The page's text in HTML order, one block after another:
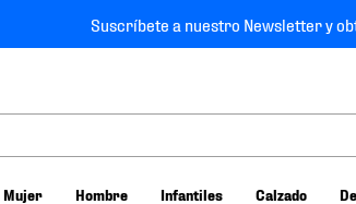
Suscríbete a nuestro Newsletter y
Mujer Hombre Infantiles Calzado